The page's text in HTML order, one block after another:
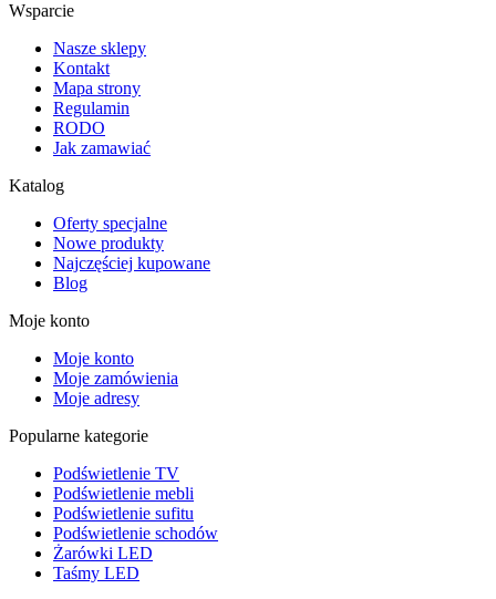
Wsparcie
Nasze sklepy
Kontakt
Mapa strony
Regulamin
RODO
Jak zamawiać
Katalog
Oferty specjalne
Nowe produkty
Najczęściej kupowane
Blog
Moje konto
Moje konto
Moje zamówienia
Moje adresy
Popularne kategorie
Podświetlenie TV
Podświetlenie mebli
Podświetlenie sufitu
Podświetlenie schodów
Żarówki LED
Taśmy LED